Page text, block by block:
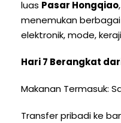
luas Pasar Hongqiao
menemukan
elektronik, mode,
Hari 7 Berangkat
Makanan Termasuk:
Transfer pribadi ke